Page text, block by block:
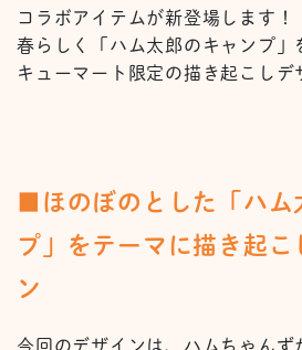
コラボアイテムが新登場します！
春らしく「ハム太郎のキャンプ」
キューマート限定の描き起こしデ
■ほのぼのとした「ハム
プ」をテーマに描き起こ
ン
今回のデザインは、ハムちゃんず